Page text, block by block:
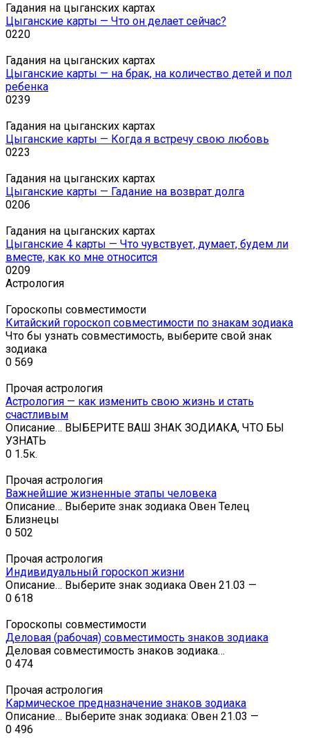
Гадания на цыганских картах
Цыганские карты — Что он делает сейчас?
0220
Гадания на цыганских картах
Цыганские карты — на брак, на количество детей и пол
ребенка
0239
Гадания на цыганских картах
Цыганские карты — Когда я встречу свою любовь
0223
Гадания на цыганских картах
Цыганские карты — Гадание на возврат долга
0206
Гадания на цыганских картах
Цыганские 4 карты — Что чувствует, думает, будем ли
вместе, как ко мне относится
0209
Астрология
Гороскопы совместимости
Китайский гороскоп совместимости по знакам зодиака
Что бы узнать совместимость, выберите свой знак
зодиака
0 569
Прочая астрология
Астрология — как изменить свою жизнь и стать
счастливым
Описание… ВЫБЕРИТЕ ВАШ ЗНАК ЗОДИАКА, ЧТО БЫ
УЗНАТЬ
0 1.5к.
Прочая астрология
Важнейшие жизненные этапы человека
Описание… Выберите знак зодиака Овен Телец
Близнецы
0 502
Прочая астрология
Индивидуальный гороскоп жизни
Описание… Выберите знак зодиака Овен 21.03 —
0 618
Гороскопы совместимости
Деловая (рабочая) совместимость знаков зодиака
Деловая совместимость знаков зодиака…
0 474
Прочая астрология
Кармическое предназначение знаков зодиака
Описание… Выберите знак зодиака: Овен 21.03 —
0 496